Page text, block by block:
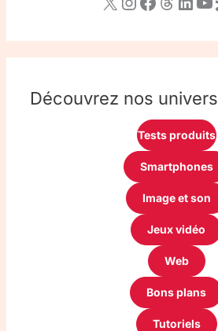
Découvrez nos univers
Tests produits
Smartphones
Image et son
Jeux vidéo
Web
Bons plans
Tutoriels